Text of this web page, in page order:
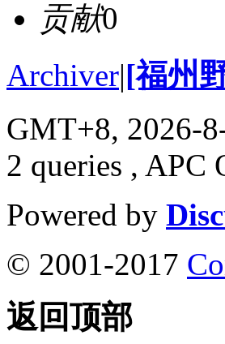
贡献0
Archiver|[福州
GMT+8, 2026-
2 queries , APC
Powered by
© 2001-2017
返回顶部